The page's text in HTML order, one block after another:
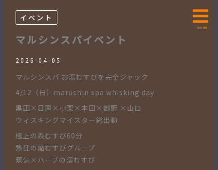
menu
イベント
マルシンスパイベント
2026-04-05
マルシンスパ お湯むすびを完全ジャック
4/12（日）marushin spa whisking day
黒田×日置×小栗×本田×御厨 ×山口
ウィスキングマイスター総出動
極上の森むすび60分
熱狂の焔むすびグループ
蒸気×ハーブの演むすび